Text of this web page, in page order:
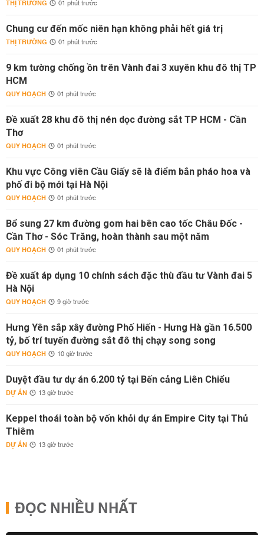
THỊ TRƯỜNG 01 phút trước
Chung cư đến mốc niên hạn không phải hết giá trị
THỊ TRƯỜNG 01 phút trước
9 km tường chống ồn trên Vành đai 3 xuyên khu đô thị TP
HCM
QUY HOẠCH 01 phút trước
Đề xuất 28 khu đô thị nén dọc đường sắt TP HCM - Cần
Thơ
QUY HOẠCH 01 phút trước
Khu vực Công viên Cầu Giấy sẽ là điểm bắn pháo hoa và
phố đi bộ mới tại Hà Nội
QUY HOẠCH 01 phút trước
Bổ sung 27 km đường gom hai bên cao tốc Châu Đốc -
Cần Thơ - Sóc Trăng, hoàn thành sau một năm
QUY HOẠCH 01 phút trước
Đề xuất áp dụng 10 chính sách đặc thù đầu tư Vành đai 5
Hà Nội
QUY HOẠCH 9 giờ trước
Hưng Yên sắp xây đường Phố Hiến - Hưng Hà gần 16.500
tỷ, bố trí tuyến đường sắt đô thị chạy song song
QUY HOẠCH 10 giờ trước
Duyệt đầu tư dự án 6.200 tỷ tại Bến cảng Liên Chiểu
DỰ ÁN 13 giờ trước
Keppel thoái toàn bộ vốn khỏi dự án Empire City tại Thủ
Thiêm
DỰ ÁN 13 giờ trước
ĐỌC NHIỀU NHẤT